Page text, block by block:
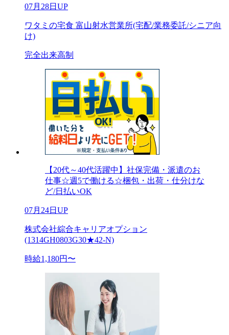
07月28日UP
ワタミの宅食 富山射水営業所(宅配/業務委託/シニア向
け)
完全出来高制
【20代～40代活躍中】社保完備・派遣のお
仕事☆週5で働ける☆梱包・出荷・仕分けな
ど/日払いOK
07月24日UP
株式会社綜合キャリアオプション
(1314GH0803G30★42-N)
時給1,180円〜